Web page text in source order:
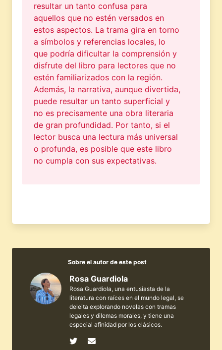
resultar un tanto confusa para
aquellos que no estén versados en
estos aspectos. La trama gira en torno
a símbolos y referencias locales, lo
que podría dificultar la comprensión y
disfrute del libro para lectores que no
estén familiarizados con la región.
Además, la narrativa, aunque divertida,
puede resultar un tanto superficial y
no es precisamente una obra literaria
de gran profundidad. Por tanto, si el
lector busca una lectura más universal
o profunda, es posible que este libro
no cumpla con sus expectativas.
Sobre el autor de este post
Rosa Guardiola
Rosa Guardiola, una entusiasta de la
literatura con raíces en el mundo legal, se
deleita explorando novelas con tramas
legales y dilemas morales, y tiene una
especial afinidad por los clásicos.